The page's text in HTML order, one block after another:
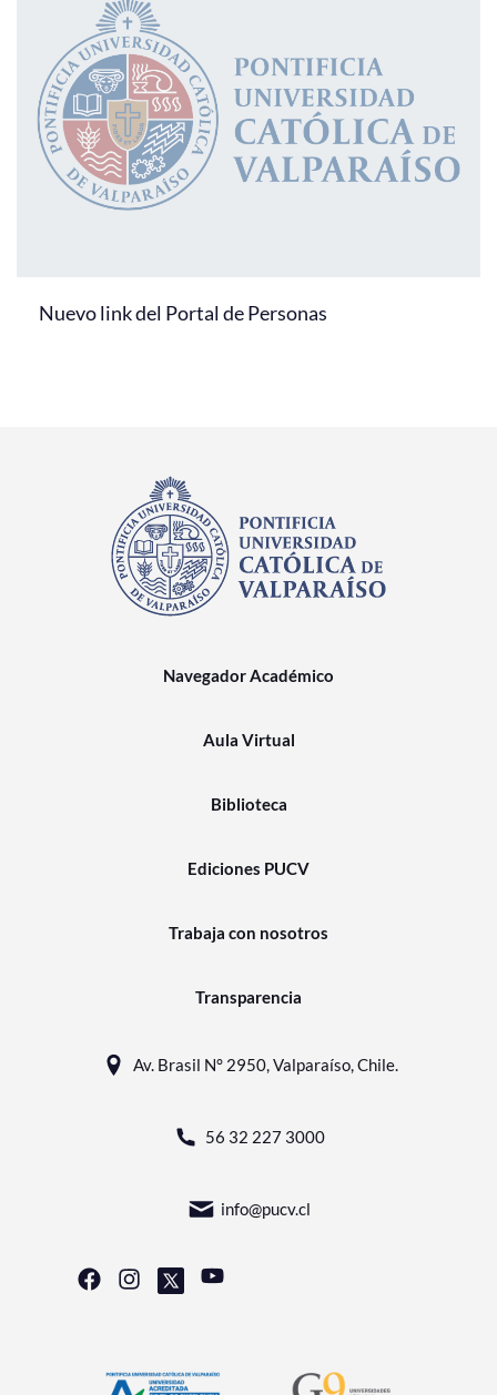
Nuevo link del Portal de Personas
Navegador Académico
Aula Virtual
Biblioteca
Ediciones PUCV
Trabaja con nosotros
Transparencia
Av. Brasil N° 2950, Valparaíso, Chile.
56 32 227 3000
info@pucv.cl